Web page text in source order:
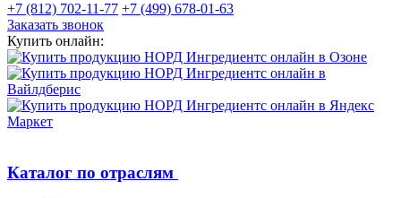
+7 (812) 702-11-77 +7 (499) 678-01-63
Заказать звонок
Купить онлайн:
Каталог по отраслям